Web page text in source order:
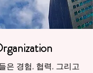
은 경험, 협력, 그리고